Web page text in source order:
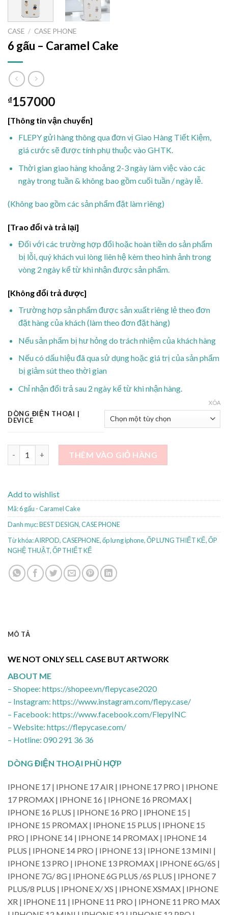
CASE / CASE PHONE
6 gấu – Caramel Cake
₫157000
[Thông tin vận chuyển]
FLEPY gửi hàng thông qua đơn vị Giao Hàng Tiết Kiệm,
giá cước sẽ được tính phụ thuộc vào GHTK.
Thời gian giao hàng khoảng 2-3 ngày làm việc vào các
ngày trong tuần & không bao gồm cuối tuần / ngày lễ.
(Không bao gồm các sản phẩm đặt làm riêng)
[Trao đổi và trả lại]
Đối với các trường hợp đổi hoặc hoàn tiền do sản phẩm
bị lỗi, quý khách vui lòng liên hệ kèm theo hình ảnh trong
vòng 2 ngày kể từ khi nhận được sản phẩm.
[Không đổi trả được]
Trường hợp sản phẩm được sản xuất riêng lẻ theo đơn
đặt hàng của khách (làm theo đơn đặt hàng)
Nếu sản phẩm bị hư hỏng do trách nhiệm của khách hàng
Nếu có dấu hiệu đã qua sử dụng hoặc giá trị của sản phẩm
bị giảm sút theo thời gian
Chỉ nhận đổi trả sau 2 ngày kể từ khi nhận hàng.
DÒNG ĐIỆN THOẠI |
DEVICE
XÓA
6 gấu - Caramel Cake số lượngTHÊM VÀO GIỎ HÀNG
Add to wishlist
Mã:6 gấu - Caramel Cake
Danh mục:BEST DESIGN,CASE PHONE
Từ khóa:AIRPOD,CASEPHONE,ốp lưng iphone,ỐP LƯNG THIẾT KẾ,ỐP
NGHỆ THUẬT,ỐP THIẾT KẾ
MÔ TẢ
WE NOT ONLY SELL CASE BUT ARTWORK
ABOUT ME
– Shopee: https://shopee.vn/flepycase2020
– Instagram: https://www.instagram.com/flepy.case/
– Facebook: https://www.facebook.com/FlepyINC
– Website: https://flepycase.com/
– Hotline: 090 291 36 36
DÒNG ĐIỆN THOẠI PHÙ HỢP
IPHONE 17 | IPHONE 17 AIR | IPHONE 17 PRO | IPHONE
17 PROMAX | IPHONE 16 | IPHONE 16 PROMAX |
IPHONE 16 PLUS | IPHONE 16 PRO | IPHONE 15 |
IPHONE 15 PROMAX | IPHONE 15 PLUS | IPHONE 15
PRO | IPHONE 14 | IPHONE 14 PROMAX | IPHONE 14
PLUS | IPHONE 14 PRO | IPHONE 13 | IPHONE 13 MINI |
IPHONE 13 PRO | IPHONE 13 PROMAX | IPHONE 6G/6S |
IPHONE 7G/ 8G | IPHONE 6G PLUS /6S PLUS | IPHONE 7
PLUS/8 PLUS | IPHONE X/ XS | IPHONE XSMAX | IPHONE
XR | IPHONE 11 | IPHONE 11 PRO | IPHONE 11 PRO MAX